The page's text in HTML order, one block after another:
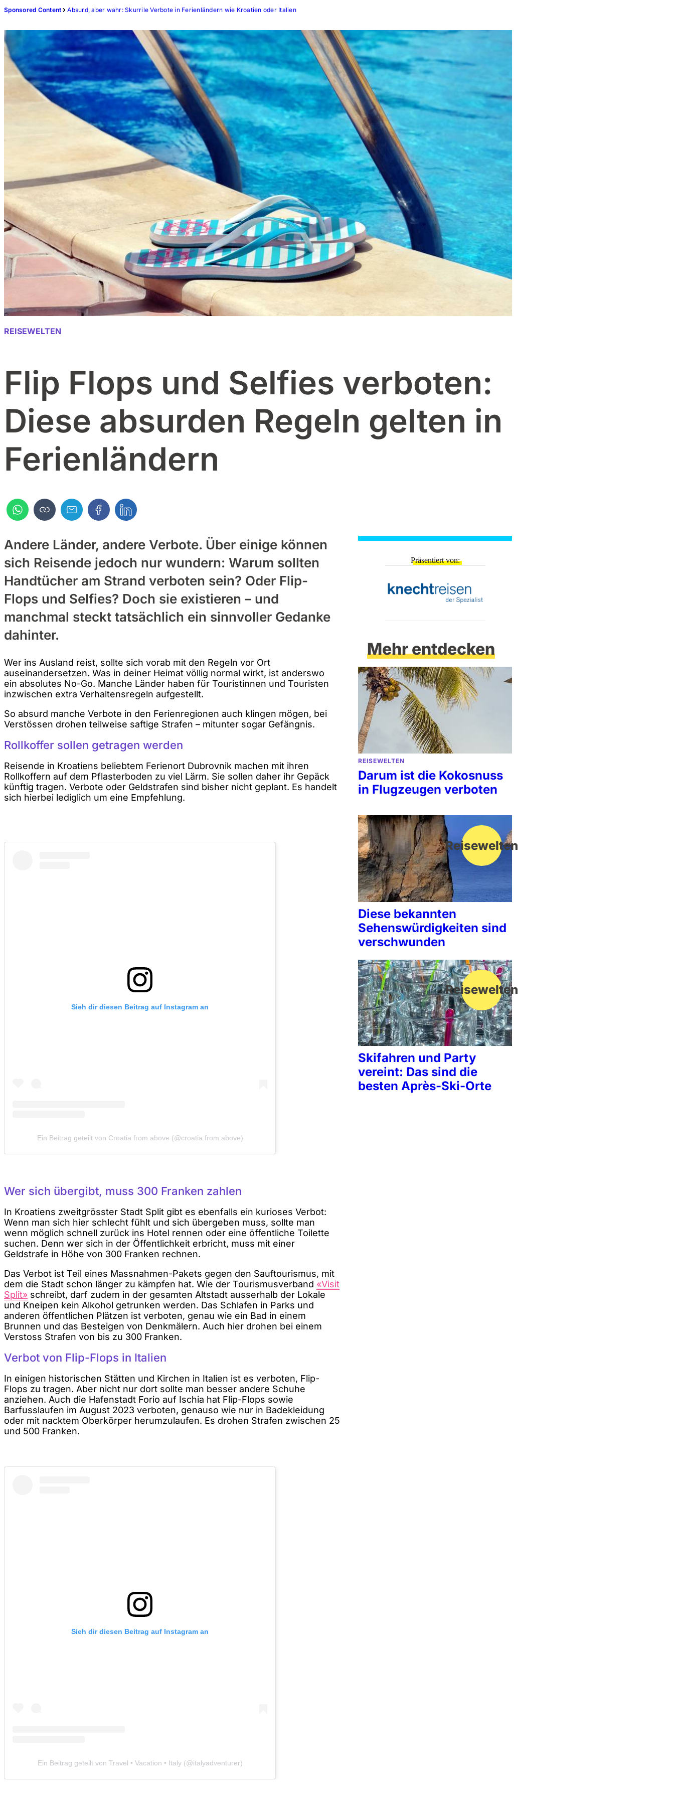
Sponsored Content Absurd, aber wahr: Skurrile Verbote in Ferienländern wie Kroatien oder Italien
REISEWELTEN
Flip Flops und Selfies verboten:
Diese absurden Regeln gelten in
Ferienländern
Andere Länder, andere Verbote. Über einige können
sich Reisende jedoch nur wundern: Warum sollten
Handtücher am Strand verboten sein? Oder Flip-
Flops und Selfies? Doch sie existieren – und
manchmal steckt tatsächlich ein sinnvoller Gedanke
dahinter.
Wer ins Ausland reist, sollte sich vorab mit den Regeln vor Ort
auseinandersetzen. Was in deiner Heimat völlig normal wirkt, ist anderswo
ein absolutes No-Go. Manche Länder haben für Touristinnen und Touristen
inzwischen extra Verhaltensregeln aufgestellt.
So absurd manche Verbote in den Ferienregionen auch klingen mögen, bei
Verstössen drohen teilweise saftige Strafen – mitunter sogar Gefängnis.
Rollkoffer sollen getragen werden
Reisende in Kroatiens beliebtem Ferienort Dubrovnik machen mit ihren
Rollkoffern auf dem Pflasterboden zu viel Lärm. Sie sollen daher ihr Gepäck
künftig tragen. Verbote oder Geldstrafen sind bisher nicht geplant. Es handelt
sich hierbei lediglich um eine Empfehlung.
Sieh dir diesen Beitrag auf Instagram an
Ein Beitrag geteilt von Croatia from above (@croatia.from.above)
Wer sich übergibt, muss 300 Franken zahlen
In Kroatiens zweitgrösster Stadt Split gibt es ebenfalls ein kurioses Verbot:
Wenn man sich hier schlecht fühlt und sich übergeben muss, sollte man
wenn möglich schnell zurück ins Hotel rennen oder eine öffentliche Toilette
suchen. Denn wer sich in der Öffentlichkeit erbricht, muss mit einer
Geldstrafe in Höhe von 300 Franken rechnen.
Das Verbot ist Teil eines Massnahmen-Pakets gegen den Sauftourismus, mit
dem die Stadt schon länger zu kämpfen hat. Wie der Tourismusverband «Visit
Split» schreibt, darf zudem in der gesamten Altstadt ausserhalb der Lokale
und Kneipen kein Alkohol getrunken werden. Das Schlafen in Parks und
anderen öffentlichen Plätzen ist verboten, genau wie ein Bad in einem
Brunnen und das Besteigen von Denkmälern. Auch hier drohen bei einem
Verstoss Strafen von bis zu 300 Franken.
Verbot von Flip-Flops in Italien
In einigen historischen Stätten und Kirchen in Italien ist es verboten, Flip-
Flops zu tragen. Aber nicht nur dort sollte man besser andere Schuhe
anziehen. Auch die Hafenstadt Forio auf Ischia hat Flip-Flops sowie
Barfusslaufen im August 2023 verboten, genauso wie nur in Badekleidung
oder mit nacktem Oberkörper herumzulaufen. Es drohen Strafen zwischen 25
und 500 Franken.
Sieh dir diesen Beitrag auf Instagram an
Ein Beitrag geteilt von Travel • Vacation • Italy (@italyadventurer)
Präsentiert von
Mehr entdecken
REISEWELTEN
Darum ist die Kokosnuss
in Flugzeugen verboten
Reisewelten
Diese bekannten
Sehenswürdigkeiten sind
verschwunden
Reisewelten
Skifahren und Party
vereint: Das sind die
besten Après-Ski-Orte